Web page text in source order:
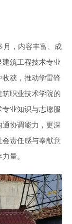
月，内容丰富、成
筑工程技术专业
获，推动学雷锋
职业技术学院的
业知识与志愿服
协调能力，更深
责任感与奉献意
量。